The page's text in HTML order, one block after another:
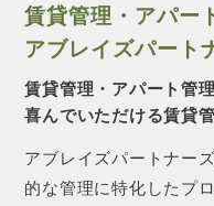
賃貸管理・アパー
アブレイズパート
賃貸管理・アパート管
喜んでいただける賃貸
アブレイズパートナー
的な管理に特化したプ